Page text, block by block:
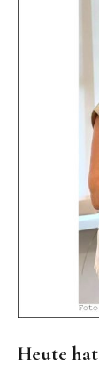
Heute